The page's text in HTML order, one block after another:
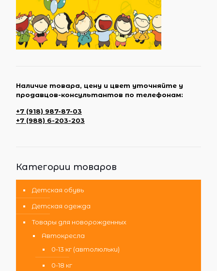
Наличие товара, цену и цвет уточняйте у
продавцов-консультантов по телефонам:
+7 (918) 987-87-03
+7 (988) 6-203-203
Категории товаров
Детская обувь
Детская одежда
Товары для новорожденных
Автокресла
0-13 кг (автолюльки)
0-18 кг